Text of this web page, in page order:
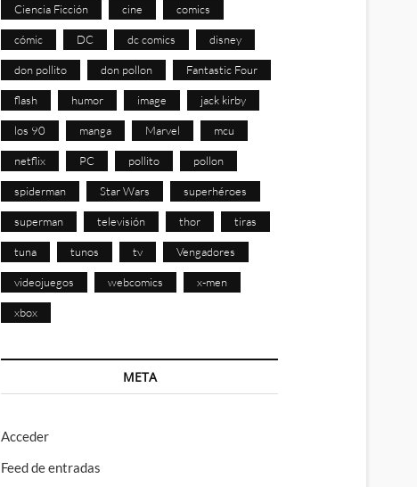
Ciencia Ficción cine comics
cómic DC dc comics disney
don pollito don pollon Fantastic Four
flash humor image jack kirby
los 90 manga Marvel mcu
netflix PC pollito pollon
spiderman Star Wars superhéroes
superman televisión thor tiras
tuna tunos tv Vengadores
videojuegos webcomics x-men
xbox
META
Acceder
Feed de entradas